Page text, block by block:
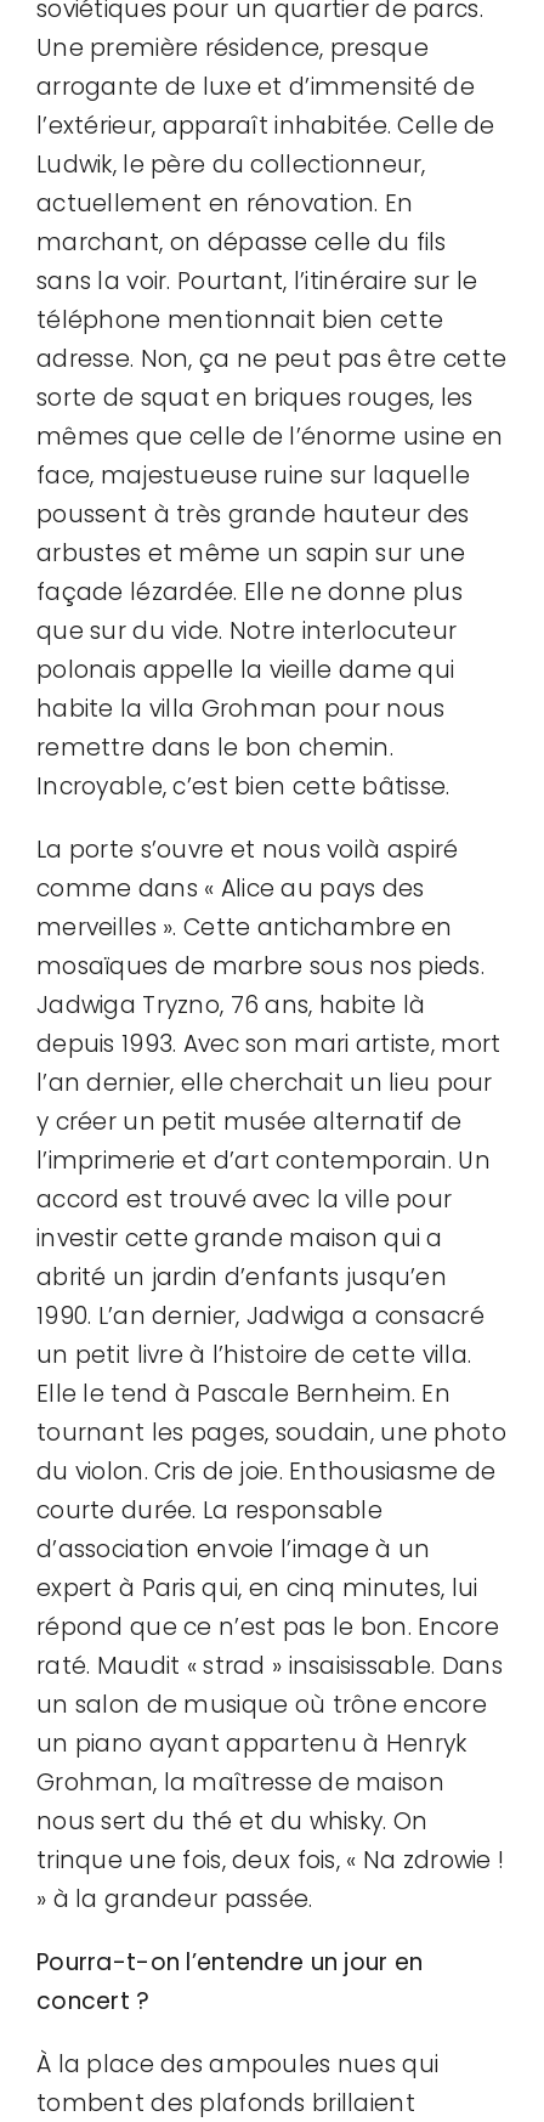
soviétiques pour un quartier de parcs.
Une première résidence, presque
arrogante de luxe et d’immensité de
l’extérieur, apparaît inhabitée. Celle de
Ludwik, le père du collectionneur,
actuellement en rénovation. En
marchant, on dépasse celle du fils
sans la voir. Pourtant, l’itinéraire sur le
téléphone mentionnait bien cette
adresse. Non, ça ne peut pas être cette
sorte de squat en briques rouges, les
mêmes que celle de l’énorme usine en
face, majestueuse ruine sur laquelle
poussent à très grande hauteur des
arbustes et même un sapin sur une
façade lézardée. Elle ne donne plus
que sur du vide. Notre interlocuteur
polonais appelle la vieille dame qui
habite la villa Grohman pour nous
remettre dans le bon chemin.
Incroyable, c’est bien cette bâtisse.
La porte s’ouvre et nous voilà aspiré
comme dans « Alice au pays des
merveilles ». Cette antichambre en
mosaïques de marbre sous nos pieds.
Jadwiga Tryzno, 76 ans, habite là
depuis 1993. Avec son mari artiste, mort
l’an dernier, elle cherchait un lieu pour
y créer un petit musée alternatif de
l’imprimerie et d’art contemporain. Un
accord est trouvé avec la ville pour
investir cette grande maison qui a
abrité un jardin d’enfants jusqu’en
1990. L’an dernier, Jadwiga a consacré
un petit livre à l’histoire de cette villa.
Elle le tend à Pascale Bernheim. En
tournant les pages, soudain, une photo
du violon. Cris de joie. Enthousiasme de
courte durée. La responsable
d’association envoie l’image à un
expert à Paris qui, en cinq minutes, lui
répond que ce n’est pas le bon. Encore
raté. Maudit « strad » insaisissable. Dans
un salon de musique où trône encore
un piano ayant appartenu à Henryk
Grohman, la maîtresse de maison
nous sert du thé et du whisky. On
trinque une fois, deux fois, « Na zdrowie !
» à la grandeur passée.
Pourra-t-on l’entendre un jour en
concert ?
À la place des ampoules nues qui
tombent des plafonds brillaient